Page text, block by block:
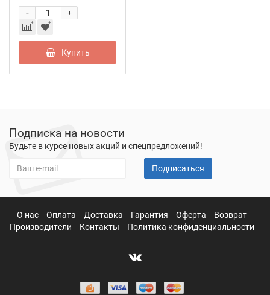
+
-
Купить
Подписка на новости
Будьте в курсе новых акций и спецпредложений!
Подписаться
О нас Оплата Доставка Гарантия Оферта
Возврат
Производители
Контакты Политика конфиденциальности